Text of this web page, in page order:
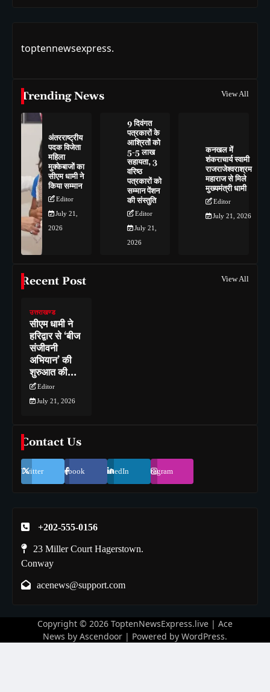
toptennewsexpress.
Trending News View All
अंतरराष्ट्रीय
पदक विजेता
महिला
मुक्केबाजों का
सीएम धामी ने
किया सम्मान
Editor
July 21,
2026
9 दिवंगत
पत्रकारों के
आश्रितों को
5-5 लाख
सहायता, 3
वरिष्ठ
पत्रकारों को
सम्मान पेंशन
की संस्तुति
Editor
July 21,
2026
कनखल में
शंकराचार्य स्वामी
राजराजेश्वराश्रम
महाराज से मिले
मुख्यमंत्री धामी
Editor
July 21, 2026
Recent Post View All
उत्तराखण्ड
सीएम धामी ने
हरिद्वार से ‘बीज
संजीवनी
अभियान’ की
शुरुआत की…
Editor
July 21, 2026
Contact Us
Twitter Facebook LinkedIn Instagram
+202-555-0156
23 Miller Court Hagerstown.
Conway
acenews@support.com
Copyright © 2026 ToptenNewsExpress.live | Ace
News by Ascendoor | Powered by WordPress.